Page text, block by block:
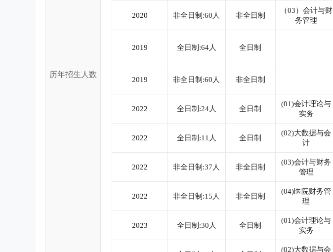
历年招生人数
2020 非全日制:60人 非全日制
（03）会计与财
务管理
2019 全日制:64人 全日制
2019 非全日制:60人 非全日制
2022 全日制:24人 全日制
(01)会计理论与
实务
2022 全日制:11人 全日制
(02)大数据与会
计
2022 非全日制:37人 非全日制
(03)会计与财务
管理
2022 非全日制:15人 非全日制
(04)医院财务管
理
2023 全日制:30人 全日制
(01)会计理论与
实务
(02)大数据与会